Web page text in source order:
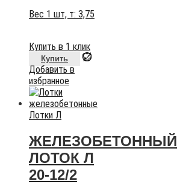
Вес 1 шт, т: 3,75
Купить в 1 клик
Купить
Добавить в
избранное
Лотки Л
ЖЕЛЕЗОБЕТОННЫЙ
ЛОТОК Л
20-12/2